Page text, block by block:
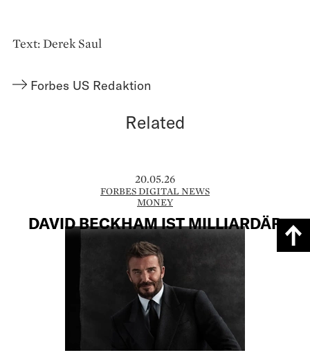
Text: Derek Saul
Forbes US Redaktion
Related
20.05.26
FORBES DIGITAL NEWS
MONEY
DAVID BECKHAM IST MILLIARDÄR